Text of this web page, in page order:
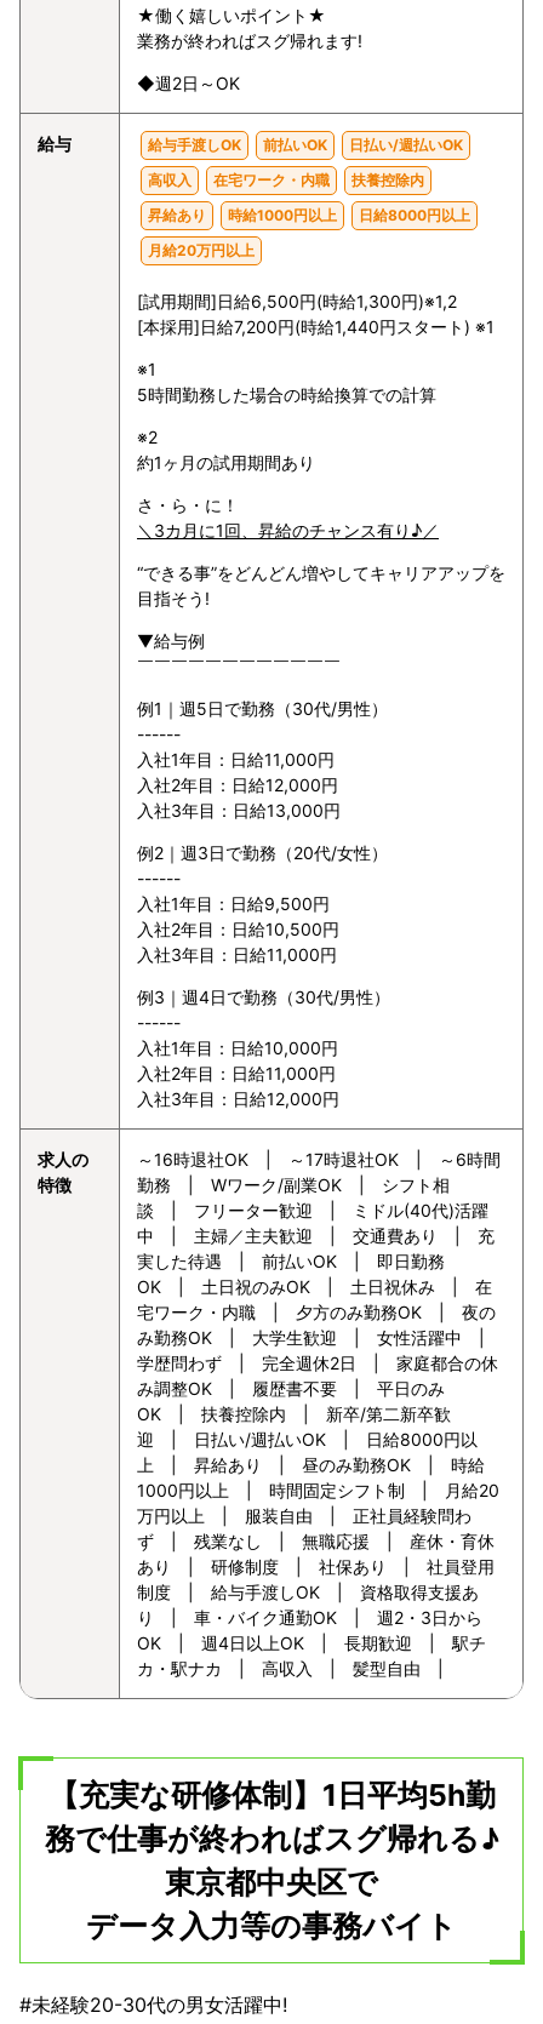
★働く嬉しいポイント★
業務が終わればスグ帰れます!
◆週2日～OK
給与 給与手渡しOK 前払いOK
日払い/週払いOK
高収入
在宅ワーク・内職
扶養控除内
昇給あり
時給1000円以上
日給8000円以上
月給20万円以上
[試用期間]日給6,500円(時給1,300円)※1,2
[本採用]日給7,200円(時給1,440円スタート) ※1
※1
5時間勤務した場合の時給換算での計算
※2
約1ヶ月の試用期間あり
さ・ら・に！
＼3カ月に1回、昇給のチャンス有り♪／
“できる事”をどんどん増やしてキャリアアップを
目指そう!
▼給与例
￣￣￣￣￣￣￣￣￣￣￣￣
例1｜週5日で勤務（30代/男性）
------
入社1年目：日給11,000円
入社2年目：日給12,000円
入社3年目：日給13,000円
例2｜週3日で勤務（20代/女性）
------
入社1年目：日給9,500円
入社2年目：日給10,500円
入社3年目：日給11,000円
例3｜週4日で勤務（30代/男性）
------
入社1年目：日給10,000円
入社2年目：日給11,000円
入社3年目：日給12,000円
求人の
特徴
～16時退社OK | ～17時退社OK | ～6時間
勤務 | Wワーク/副業OK | シフト相
談 | フリーター歓迎 | ミドル(40代)活躍
中 | 主婦／主夫歓迎 | 交通費あり | 充
実した待遇 | 前払いOK | 即日勤務
OK | 土日祝のみOK | 土日祝休み | 在
宅ワーク・内職 | 夕方のみ勤務OK | 夜の
み勤務OK | 大学生歓迎 | 女性活躍中 |
学歴問わず | 完全週休2日 | 家庭都合の休
み調整OK | 履歴書不要 | 平日のみ
OK | 扶養控除内 | 新卒/第二新卒歓
迎 | 日払い/週払いOK | 日給8000円以
上 | 昇給あり | 昼のみ勤務OK | 時給
1000円以上 | 時間固定シフト制 | 月給20
万円以上 | 服装自由 | 正社員経験問わ
ず | 残業なし | 無職応援 | 産休・育休
あり | 研修制度 | 社保あり | 社員登用
制度 | 給与手渡しOK | 資格取得支援あ
り | 車・バイク通勤OK | 週2・3日から
OK | 週4日以上OK | 長期歓迎 | 駅チ
カ・駅ナカ | 高収入 | 髪型自由 |
【充実な研修体制】1日平均5h勤
務で仕事が終わればスグ帰れる♪
東京都中央区で
データ入力等の事務バイト
#未経験20-30代の男女活躍中!